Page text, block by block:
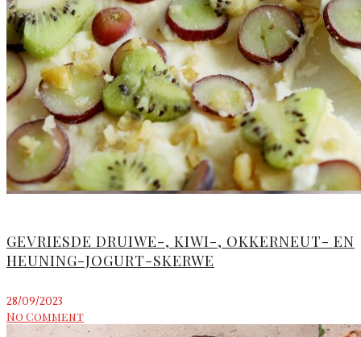
GEVRIESDE DRUIWE-, KIWI-, OKKERNEUT- EN
HEUNING-JOGURT-SKERWE
28/09/2023
No Comment